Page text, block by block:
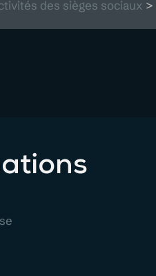
des sièges sociaux >